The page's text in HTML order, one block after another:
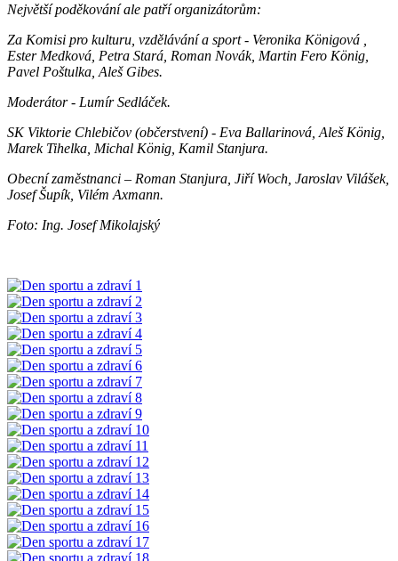
Největší poděkování ale patří organizátorům:
Za Komisi pro kulturu, vzdělávání a sport - Veronika Königová ,
Ester Medková, Petra Stará, Roman Novák, Martin Fero König,
Pavel Poštulka, Aleš Gibes.
Moderátor - Lumír Sedláček.
SK Viktorie Chlebičov (občerstvení) - Eva Ballarinová, Aleš König,
Marek Tihelka, Michal König, Kamil Stanjura.
Obecní zaměstnanci – Roman Stanjura, Jiří Woch, Jaroslav Vilášek,
Josef Šupík, Vilém Axmann.
Foto: Ing. Josef Mikolajský